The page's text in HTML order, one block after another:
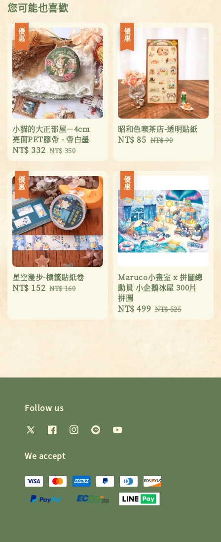
您可能也喜歡
優惠
小貓的大正部屋－4cm
亮面PET膠帶 - 帶白墨
Sale
price
NT$ 332 Regular
NT$ 350
優惠
昭和色喫茶店-透明貼紙
Sale
NT$ 85 Regular
NT$ 90
優惠
星空漫步-標籤貼紙卷
Sale
NT$ 152 Regular
NT$ 160
優惠
Maruco小畫室 x 拼圖總
動員 小企鵝冰屋 300片
拼圖
Sale
NT$ 499 Regular
NT$ 525
Follow us
We accept